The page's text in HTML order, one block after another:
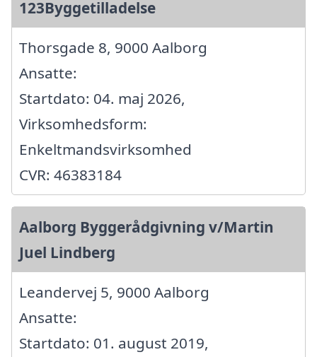
123Byggetilladelse
Thorsgade 8, 9000 Aalborg
Ansatte:
Startdato: 04. maj 2026,
Virksomhedsform:
Enkeltmandsvirksomhed
CVR: 46383184
Aalborg Byggerådgivning v/Martin
Juel Lindberg
Leandervej 5, 9000 Aalborg
Ansatte:
Startdato: 01. august 2019,